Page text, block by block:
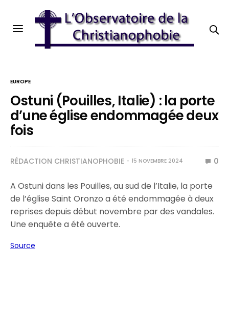
EUROPE
Ostuni (Pouilles, Italie) : la porte
d’une église endommagée deux
fois
RÉDACTION CHRISTIANOPHOBIE 15 NOVEMBRE 2024 0
A Ostuni dans les Pouilles, au sud de l’Italie, la porte
de l’église Saint Oronzo a été endommagée à deux
reprises depuis début novembre par des vandales.
Une enquête a été ouverte.
Source